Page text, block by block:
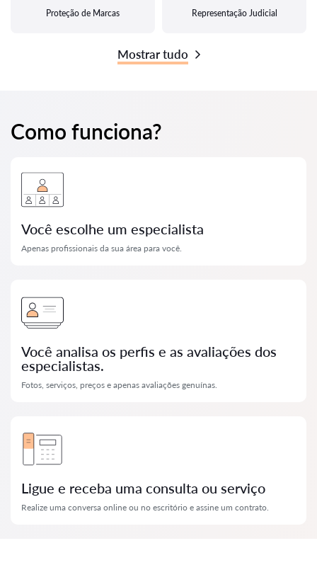
Proteção de Marcas Representação Judicial
Mostrar tudo
Como funciona?
Você escolhe um especialista
Apenas profissionais da sua área para você.
Você analisa os perfis e as avaliações dos
especialistas.
Fotos, serviços, preços e apenas avaliações genuínas.
Ligue e receba uma consulta ou serviço
Realize uma conversa online ou no escritório e assine um contrato.